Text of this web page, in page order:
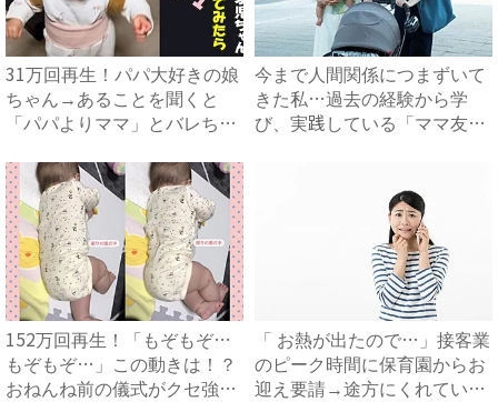
31万回再生！パパ大好きの娘
ちゃん→あることを聞くと
「パパよりママ」とバレちゃ
今まで人間関係につまずいて
きた私…過去の経験から学
び、実践している「ママ友付
152万回再生！「もぞもぞ…
もぞもぞ…」この動きは！？
おねんね前の儀式がクセ強
「 お熱が出たので…」接客業
のピーク時間に保育園からお
迎え要請→途方にくれてい